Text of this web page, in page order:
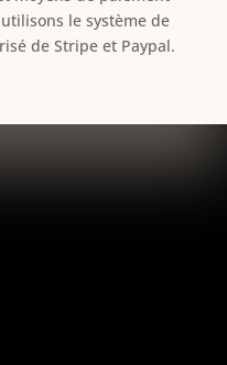
le système de
de Stripe et Paypal.